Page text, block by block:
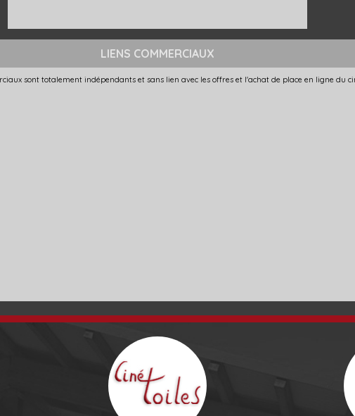
LIENS COMMERCIAUX
sont totalement indépendants et sans lien avec les offres et l'achat de place en ligne du